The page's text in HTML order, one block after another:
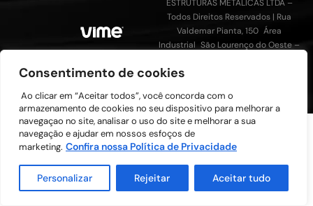
Consentimento de cookies
Ao clicar em “Aceitar todos”, você concorda com o
armazenamento de cookies no seu dispositivo para melhorar a
navegaçao no site, analisar o uso do site e melhorar a sua
navegação e ajudar em nossos esfoços de
marketing. Confira nossa Política de Privacidade
Personalizar Rejeitar Aceitar tudo
ESTRUTURAS METALICAS LTDA –
Todos Direitos Reservados | Rua
Valdemar Pianta, 150 Área
Industrial São Lourenço do Oeste –